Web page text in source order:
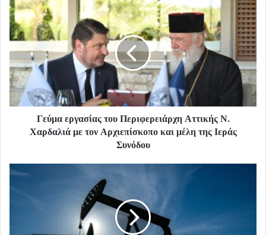
Γεύμα εργασίας του Περιφερειάρχη Αττικής Ν.
Χαρδαλιά με τον Αρχιεπίσκοπο και μέλη της Ιεράς
Συνόδου